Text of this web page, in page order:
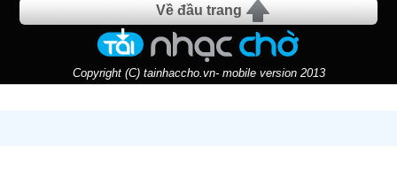
Về đầu trang
Copyright (C) tainhaccho.vn- mobile version 2013